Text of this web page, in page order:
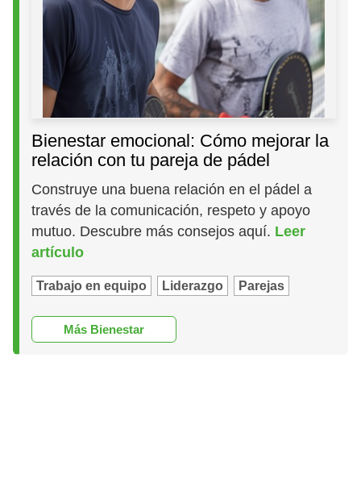
Bienestar emocional: Cómo mejorar la
relación con tu pareja de pádel
Construye una buena relación en el pádel a
través de la comunicación, respeto y apoyo
mutuo. Descubre más consejos aquí. Leer
artículo
Trabajo en equipo Liderazgo Parejas
Más Bienestar